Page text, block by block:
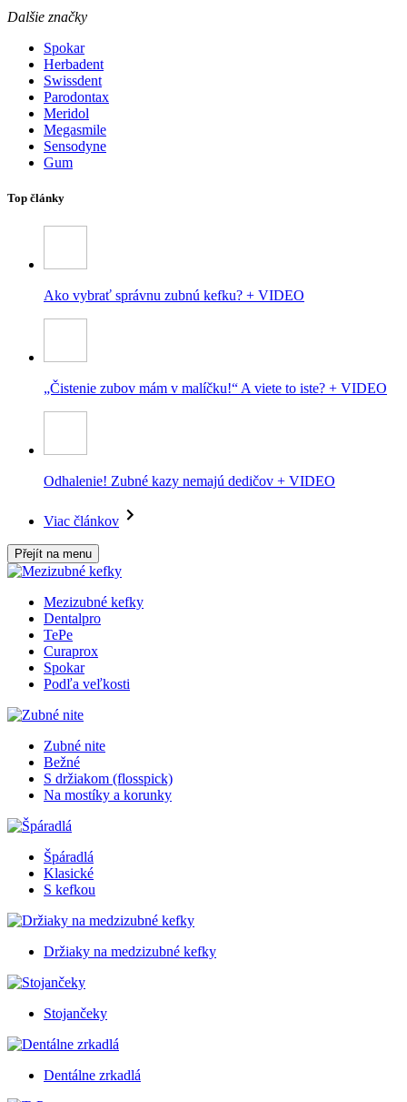
Dalšie značky
Spokar
Herbadent
Swissdent
Parodontax
Meridol
Megasmile
Sensodyne
Gum
Top články
Ako vybrať správnu zubnú kefku? + VIDEO
„Čistenie zubov mám v malíčku!“ A viete to iste? + VIDEO
Odhalenie! Zubné kazy nemajú dedičov + VIDEO
Viac článkov
Přejít na menu
Mezizubné kefky
Dentalpro
TePe
Curaprox
Spokar
Podľa veľkosti
Zubné nite
Bežné
S držiakom (flosspick)
Na mostíky a korunky
Špáradlá
Klasické
S kefkou
Držiaky na medzizubné kefky
Stojančeky
Dentálne zrkadlá